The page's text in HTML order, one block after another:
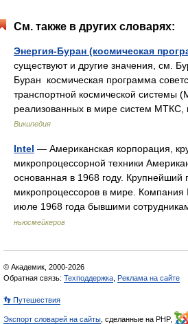
См. также в других словарях:
Энергия-Буран (космическая
существуют и другие значения, см.
Буран космическая программа
транспортной космической системы
реализованных в мире систем
Википедия
Intel — Американская корпорация,
микропроцессорной техники
основанная в 1968 году. Крупнейший
микропроцессоров в мире. Компания
июле 1968 года бывшими
ньюсмейкеров
© Академик, 2000-2026
Обратная связь: Техподдержка Реклама на сайте
👣 Путешествия
Экспорт словарей на сайты , сделанные на PHP,